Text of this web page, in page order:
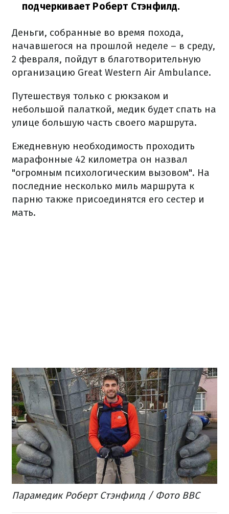
подчеркивает Роберт Стэнфилд.
Деньги, собранные во время похода,
начавшегося на прошлой неделе – в среду,
2 февраля, пойдут в благотворительную
организацию Great Western Air Ambulance.
Путешествуя только с рюкзаком и
небольшой палаткой, медик будет спать на
улице большую часть своего маршрута.
Ежедневную необходимость проходить
марафонные 42 километра он назвал
"огромным психологическим вызовом". На
последние несколько миль маршрута к
парню также присоединятся его сестер и
мать.
Парамедик Роберт Стэнфилд / Фото ВВС